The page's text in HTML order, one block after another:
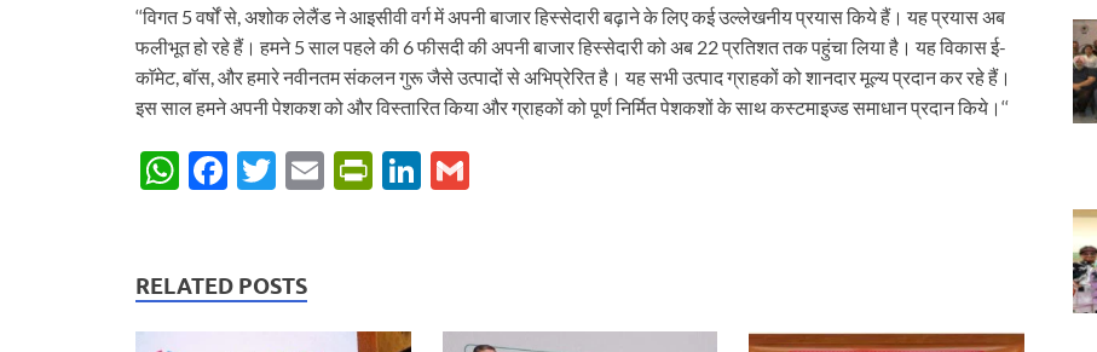
‘‘विगत 5 वर्षों से, अशोक लेलैंड ने आइसीवी वर्ग में अपनी बाजार हिस्सेदारी बढ़ाने के लिए कई उल्लेखनीय प्रयास किये हैं। यह प्रयास अब
फलीभूत हो रहे हैं। हमने 5 साल पहले की 6 फीसदी की अपनी बाजार हिस्सेदारी को अब 22 प्रतिशत तक पहुंचा लिया है। यह विकास ई-
काॅमेट, बाॅस, और हमारे नवीनतम संकलन गुरू जैसे उत्पादों से अभिप्रेरित है। यह सभी उत्पाद ग्राहकों को शानदार मूल्य प्रदान कर रहे हैं।
इस साल हमने अपनी पेशकश को और विस्तारित किया और ग्राहकों को पूर्ण निर्मित पेशकशों के साथ कस्टमाइज्ड समाधान प्रदान किये।‘‘
W
s
F
b
T
er
E
P
ie
Li
dI
RELATED POSTS